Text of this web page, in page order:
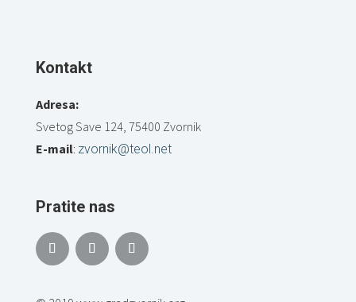
Kontakt
Adresa:
Svetog Save 124, 75400 Zvornik
E-mail: zvornik@teol.net
Pratite nas